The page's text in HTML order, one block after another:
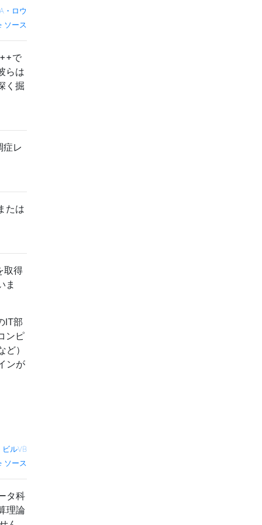
・ロウ
ソース
で
らは
く掘
症レ
たは
取得
ま
IT部
ンピ
）
ンが
ビルVB
ソース
タ科
理論